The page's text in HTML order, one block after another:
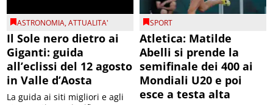
ASTRONOMIA,ATTUALITA'
Il Sole nero dietro ai
Giganti: guida
all’eclissi del 12 agosto
in Valle d’Aosta
La guida ai siti migliori e agli
SPORT
Atletica: Matilde
Abelli si prende la
semifinale dei 400 ai
Mondiali U20 e poi
esce a testa alta